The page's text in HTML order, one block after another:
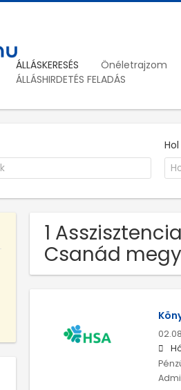
ÁLLÁSKERESÉS Önéletrajzom
ÁLLÁSHIRDETÉS FELADÁS
1
Csanád